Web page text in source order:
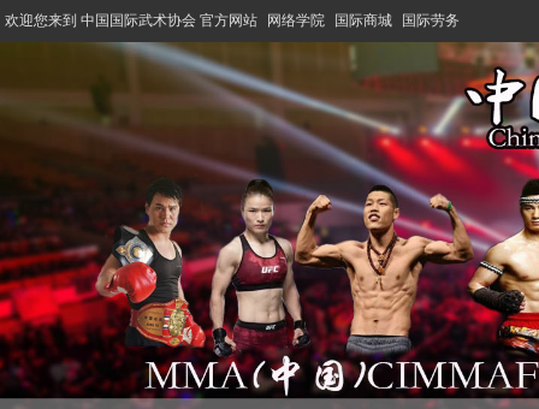
欢迎您来到 中国国际武术协会 官方网站 网络学院 国际商城 国际劳务